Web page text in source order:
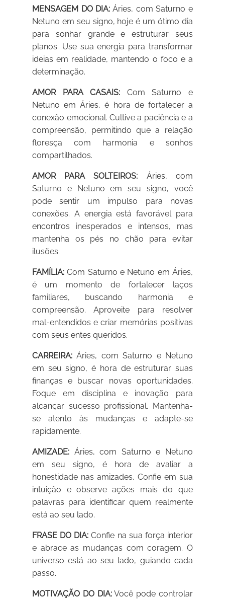
MENSAGEM DO DIA: Áries, com Saturno e
Netuno em seu signo, hoje é um ótimo dia
para sonhar grande e estruturar seus
planos. Use sua energia para transformar
ideias em realidade, mantendo o foco e a
determinação.
AMOR PARA CASAIS: Com Saturno e
Netuno em Áries, é hora de fortalecer a
conexão emocional. Cultive a paciência e a
compreensão, permitindo que a relação
floresça com harmonia e sonhos
compartilhados.
AMOR PARA SOLTEIROS: Áries, com
Saturno e Netuno em seu signo, você
pode sentir um impulso para novas
conexões. A energia está favorável para
encontros inesperados e intensos, mas
mantenha os pés no chão para evitar
ilusões.
FAMÍLIA: Com Saturno e Netuno em Áries,
é um momento de fortalecer laços
familiares, buscando harmonia e
compreensão. Aproveite para resolver
mal-entendidos e criar memórias positivas
com seus entes queridos.
CARREIRA: Áries, com Saturno e Netuno
em seu signo, é hora de estruturar suas
finanças e buscar novas oportunidades.
Foque em disciplina e inovação para
alcançar sucesso profissional. Mantenha-
se atento às mudanças e adapte-se
rapidamente.
AMIZADE: Áries, com Saturno e Netuno
em seu signo, é hora de avaliar a
honestidade nas amizades. Confie em sua
intuição e observe ações mais do que
palavras para identificar quem realmente
está ao seu lado.
FRASE DO DIA: Confie na sua força interior
e abrace as mudanças com coragem. O
universo está ao seu lado, guiando cada
passo.
MOTIVAÇÃO DO DIA:Você pode controlar